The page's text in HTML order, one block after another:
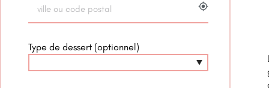
my_location
Type de dessert (optionnel)